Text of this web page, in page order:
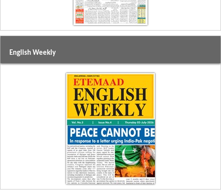
English Weekly